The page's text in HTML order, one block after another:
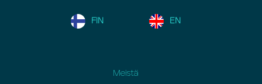
FIN EN
Meistä